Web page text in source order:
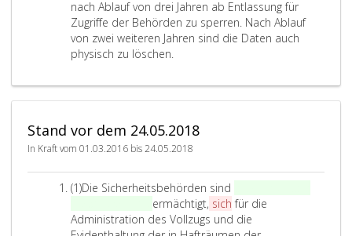
n
g
v
D
a
e
n
t
a
n
4
nach Ablauf von drei Jahren ab Entlassung für
Zugriffe der Behörden zu sperren. Nach Ablauf
von zwei weiteren Jahren sind die Daten auch
physisch zu löschen.
Stand vor dem 24.05.2018
In Kraft vom 01.03.2016 bis 24.05.2018
(1)A
s
Die Sicherheitsbehörden sind
ermächtigt, sich für die
Administration des Vollzugs und die